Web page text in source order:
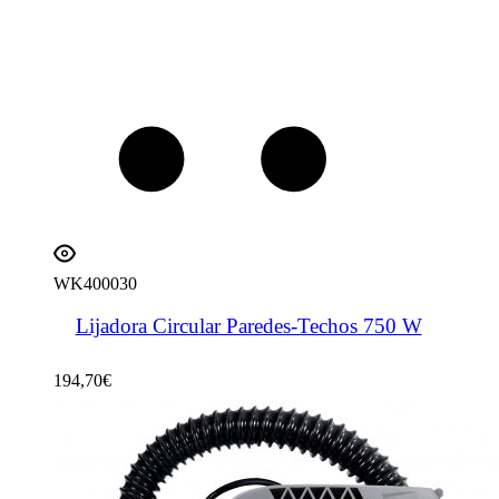
WK400030
Lijadora Circular Paredes-Techos 750 W
194,70€